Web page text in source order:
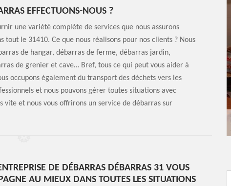
EFFECTUONS-NOUS ?
une variété complète de services que nous assurons
tout le 31410. Ce que nous réalisons pour nos clients ? Nous
de hangar, débarras de ferme, débarras jardin,
de grenier et cave… Bref, tous ce qui peut vous aider à
occupons également du transport des déchets vers les
et nous pouvons gérer toutes situations avec
et nous vous offrirons un service de débarras sur
DE DÉBARRAS DÉBARRAS 31 VOUS
AU MIEUX DANS TOUTES LES SITUATIONS